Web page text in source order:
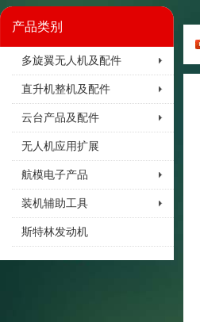
产品类别
多旋翼无人机及配件
直升机整机及配件
云台产品及配件
无人机应用扩展
航模电子产品
装机辅助工具
斯特林发动机